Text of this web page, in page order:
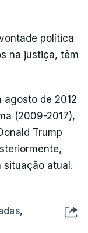
política
na justiça, têm
agosto de 2012
(2009-2017),
Trump
situação atual.
,